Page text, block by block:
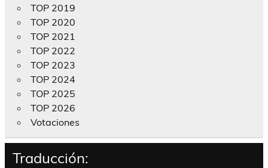
TOP 2019
TOP 2020
TOP 2021
TOP 2022
TOP 2023
TOP 2024
TOP 2025
TOP 2026
Votaciones
Traducción: